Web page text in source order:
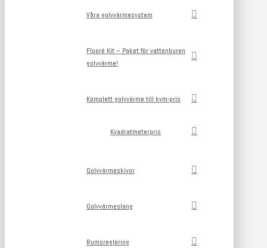
Våra golvvärmesystem
Flooré Kit – Paket för vattenburen
golvvärme!
Komplett golvvärme till kvm-pris
Kvadratmeterpris
Golvvärmeskivor
Golvvärmeslang
Rumsreglering